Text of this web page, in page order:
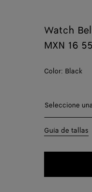
Watch
MXN 16
Color: Black
Seleccione
Seleccione
70
Guía de tallas